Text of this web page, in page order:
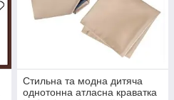
Стильна та модна дитяча
однотонна атласна краватка